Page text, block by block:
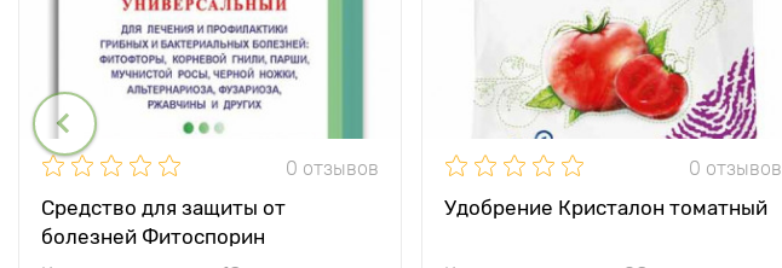
0 отзывов
Средство для защиты от
болезней Фитоспорин
0 отзывов
Удобрение Кристалон томатный